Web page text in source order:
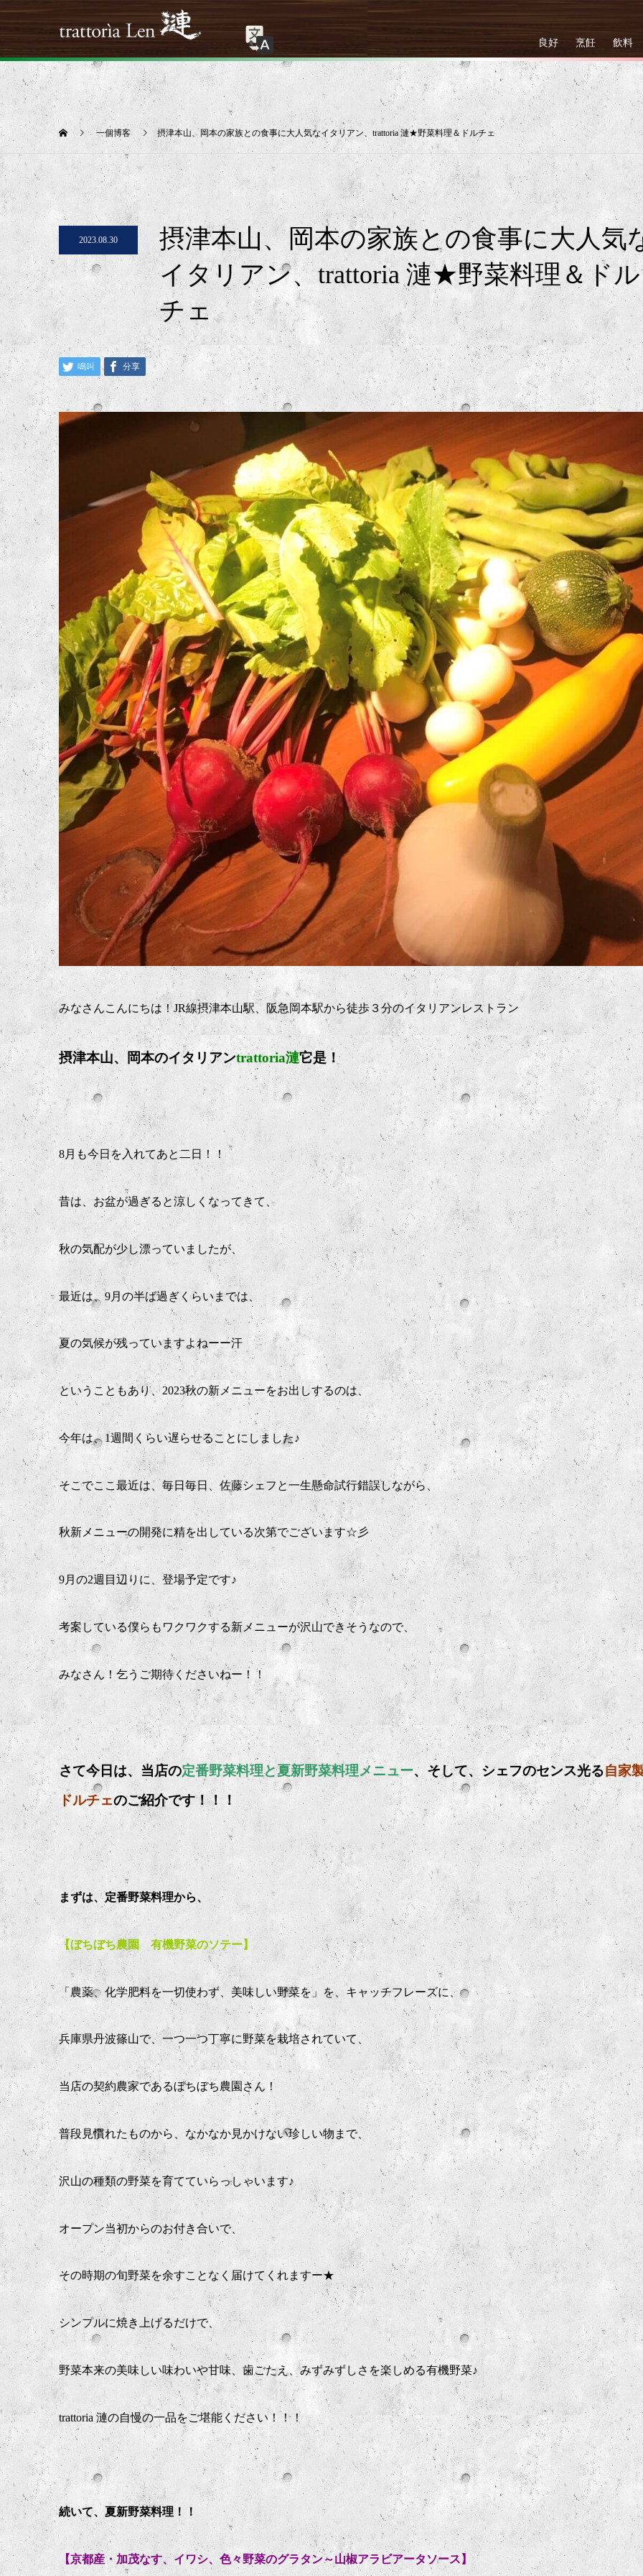
良好 烹飪 飲料
一個博客 摂津本山、岡本の家族との食事に大人気なイタリアン、trattoria 漣★野菜料理＆ドルチェ
2023.08.30
摂津本山、岡本の家族との食事に大人気
イタリアン、trattoria 漣★野菜料理＆ドル
チェ
鳴叫 分享
みなさんこんにちは！JR線摂津本山駅、阪急岡本駅から徒歩３分のイタリアンレストラン
摂津本山、岡本のイタリアンtrattoria漣它是！
8月も今日を入れてあと二日！！
昔は、お盆が過ぎると涼しくなってきて、
秋の気配が少し漂っていましたが、
最近は、9月の半ば過ぎくらいまでは、
夏の気候が残っていますよねーー汗
ということもあり、2023秋の新メニューをお出しするのは、
今年は、1週間くらい遅らせることにしました♪
そこでここ最近は、毎日毎日、佐藤シェフと一生懸命試行錯誤しながら、
秋新メニューの開発に精を出している次第でございます☆彡
9月の2週目辺りに、登場予定です♪
考案している僕らもワクワクする新メニューが沢山できそうなので、
みなさん！乞うご期待くださいねー！！
さて今日は、当店の定番野菜料理と夏新野菜料理メニュー、そして、シェフのセンス光る自家
ドルチェのご紹介です！！！
まずは、定番野菜料理から、
【ぼちぼち農園 有機野菜のソテー】
「農薬、化学肥料を一切使わず、美味しい野菜を」を、キャッチフレーズに、
兵庫県丹波篠山で、一つ一つ丁寧に野菜を栽培されていて、
当店の契約農家であるぼちぼち農園さん！
普段見慣れたものから、なかなか見かけない珍しい物まで、
沢山の種類の野菜を育てていらっしゃいます♪
オープン当初からのお付き合いで、
その時期の旬野菜を余すことなく届けてくれますー★
シンプルに焼き上げるだけで、
野菜本来の美味しい味わいや甘味、歯ごたえ、みずみずしさを楽しめる有機野菜♪
trattoria 漣の自慢の一品をご堪能ください！！！
続いて、夏新野菜料理！！
【京都産・加茂なす、イワシ、色々野菜のグラタン～山椒アラビアータソース】